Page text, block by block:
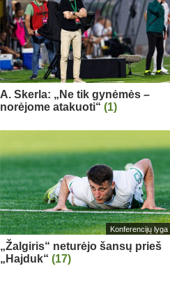
A. Skerla: „Ne tik gynėmės –
norėjome atakuoti“ (1)
Konferencijų lyga
„Žalgiris“ neturėjo šansų prieš
„Hajduk“ (17)